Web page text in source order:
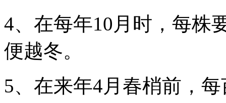
4、在每年10月时，每株
便越冬。
5、在来年4月春梢前，